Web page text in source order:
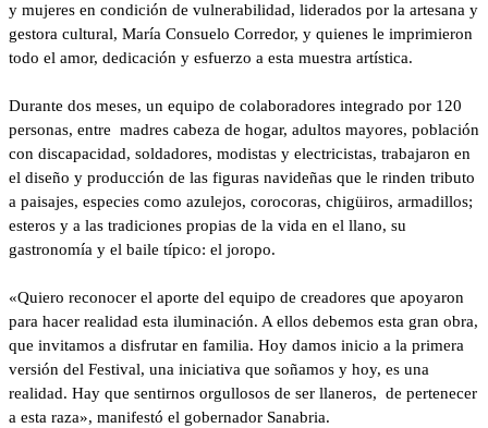
y mujeres en condición de vulnerabilidad, liderados por la artesana y
gestora cultural, María Consuelo Corredor, y quienes le imprimieron
todo el amor, dedicación y esfuerzo a esta muestra artística.
Durante dos meses, un equipo de colaboradores integrado por 120
personas, entre madres cabeza de hogar, adultos mayores, población
con discapacidad, soldadores, modistas y electricistas, trabajaron en
el diseño y producción de las figuras navideñas que le rinden tributo
a paisajes, especies como azulejos, corocoras, chigüiros, armadillos;
esteros y a las tradiciones propias de la vida en el llano, su
gastronomía y el baile típico: el joropo.
«Quiero reconocer el aporte del equipo de creadores que apoyaron
para hacer realidad esta iluminación. A ellos debemos esta gran obra,
que invitamos a disfrutar en familia. Hoy damos inicio a la primera
versión del Festival, una iniciativa que soñamos y hoy, es una
realidad. Hay que sentirnos orgullosos de ser llaneros, de pertenecer
a esta raza», manifestó el gobernador Sanabria.